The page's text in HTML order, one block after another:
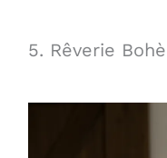
5. Rêverie